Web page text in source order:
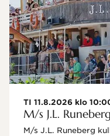
TI 11.8.2026 klo
M/s J.L.
M/s J.L. Runeberg